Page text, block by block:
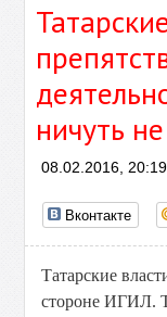
ничуть
08.02.2016, 20:19,
Вконтакте
Татарские
стороне ИГИЛ.